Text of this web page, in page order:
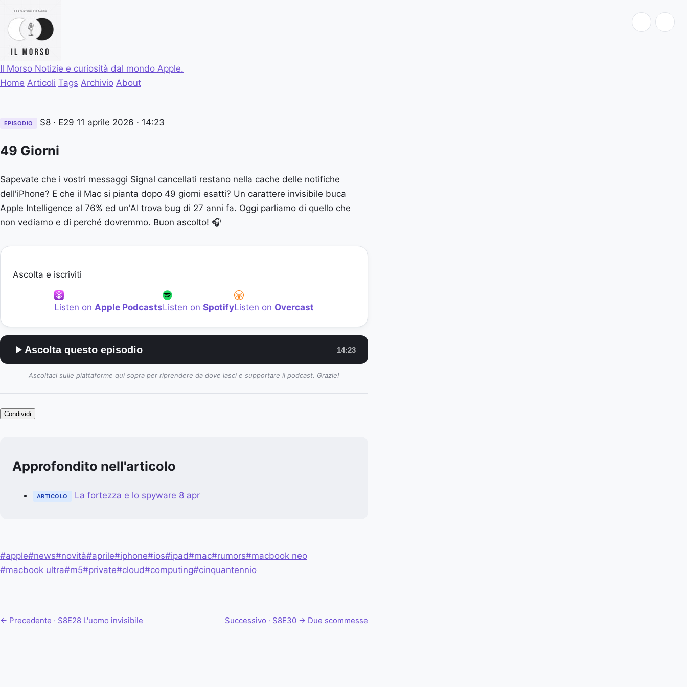
Il Morso Notizie e curiosità dal mondo Apple.
Home Articoli Tags Archivio About
EPISODIO S8 · E29 11 aprile 2026 · 14:23
49 Giorni
Sapevate che i vostri messaggi Signal cancellati restano nella cache delle notifiche
dell'iPhone? E che il Mac si pianta dopo 49 giorni esatti? Un carattere invisibile buca
Apple Intelligence al 76% ed un'AI trova bug di 27 anni fa. Oggi parliamo di quello che
non vediamo e di perché dovremmo. Buon ascolto! 🎧
Ascolta e iscriviti
Listen on Apple PodcastsListen on SpotifyListen on Overcast
Ascolta questo episodio 14:23
Ascoltaci sulle piattaforme qui sopra per riprendere da dove lasci e supportare il podcast. Grazie!
Condividi
Approfondito nell'articolo
ARTICOLO La fortezza e lo spyware 8 apr
#apple#news#novità#aprile#iphone#ios#ipad#mac#rumors#macbook neo
#macbook ultra#m5#private#cloud#computing#cinquantennio
← Precedente · S8E28 L'uomo invisibile Successivo · S8E30 → Due scommesse